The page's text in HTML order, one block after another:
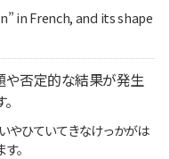
in French, and its shape
否定的な結果が発生
やひていてきなけっかがは
。